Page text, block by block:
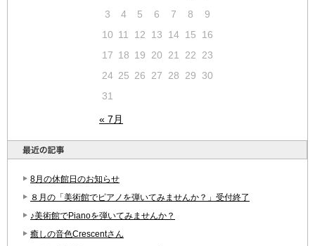
« 7月
3
4 5 6 7 8
9
10 11 12 13 14 15
16
17 18 19 20 21 22
23
24 25 26 27 28 29
30
31
8月の休館日のお知らせ
８月の「美術館でピアノを弾いてみませんか？」受付終了
♪美術館でPianoを弾いてみませんか？
癒しの音色Crescentさん